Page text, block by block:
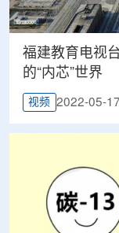
福建教育电视
的“内芯”世界
视频 2022-05-17